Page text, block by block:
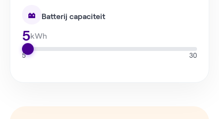
Batterij capaciteit
5kWh
5 30